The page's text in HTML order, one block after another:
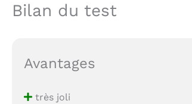
Bilan du test
Avantages
très joli